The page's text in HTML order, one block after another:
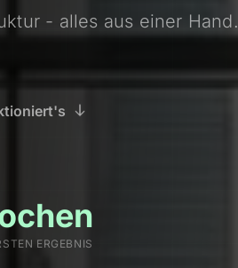
- alles aus einer Hand.
ERGEBNIS